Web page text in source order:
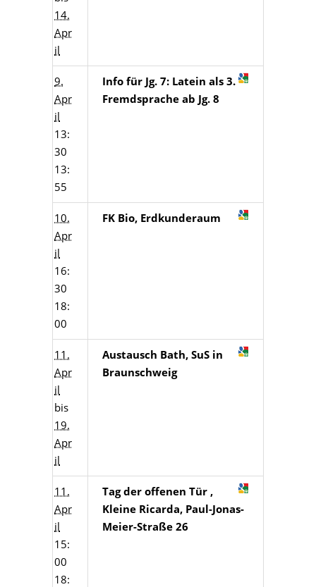
14.
Apr
il
9.
Apr
il
13:
30
13:
55
Info für Jg. 7: Latein als 3.
Fremdsprache ab Jg. 8
10.
Apr
il
16:
30
18:
00
FK Bio, Erdkunderaum
11.
Apr
il
bis
19.
Apr
il
Austausch Bath, SuS in
Braunschweig
11.
Apr
il
15:
00
18:
Tag der offenen Tür ,
Kleine Ricarda, Paul-Jonas-
Meier-Straße 26